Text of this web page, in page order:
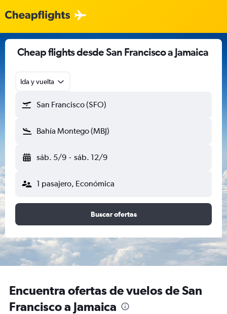
Cheap flights desde San Francisco a Jamaica
Ida y vuelta
San Francisco (SFO)
Bahía Montego (MBJ)
sáb. 5/9 - sáb. 12/9
1 pasajero, Económica
Buscar ofertas
Encuentra ofertas de vuelos de San
Francisco a Jamaica